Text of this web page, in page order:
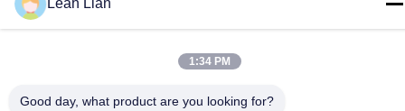
Quanzhou, Fujian, Chiny
Leah Lian
1:34 PM
Good day, what product are you looking for?